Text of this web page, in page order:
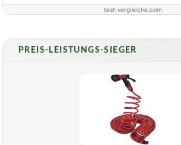
test-vergleiche.com
PREIS-LEISTUNGS-SIEGER